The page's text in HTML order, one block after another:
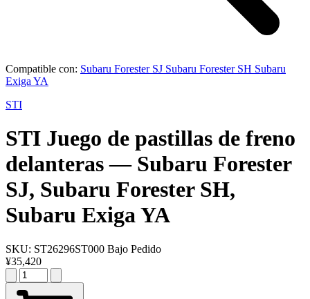
Compatible con: Subaru Forester SJ Subaru Forester SH Subaru
Exiga YA
STI
STI Juego de pastillas de freno
delanteras— Subaru Forester
SJ, Subaru Forester SH,
Subaru Exiga YA
SKU: ST26296ST000 Bajo Pedido
¥35,420